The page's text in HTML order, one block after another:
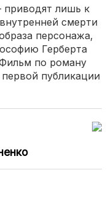
лишь к
смерти
персонажа,
Герберта
по роману
публикации